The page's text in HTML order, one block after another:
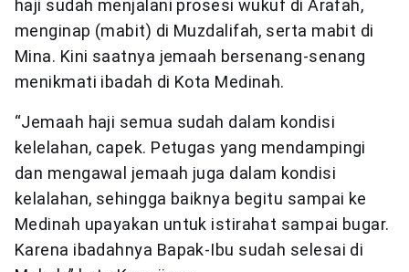
haji sudah menjalani prosesi wukuf di Arafah,
menginap (mabit) di Muzdalifah, serta mabit di
Mina. Kini saatnya jemaah bersenang-senang
menikmati ibadah di Kota Medinah.
“Jemaah haji semua sudah dalam kondisi
kelelahan, capek. Petugas yang mendampingi
dan mengawal jemaah juga dalam kondisi
kelalahan, sehingga baiknya begitu sampai ke
Medinah upayakan untuk istirahat sampai bugar.
Karena ibadahnya Bapak-Ibu sudah selesai di